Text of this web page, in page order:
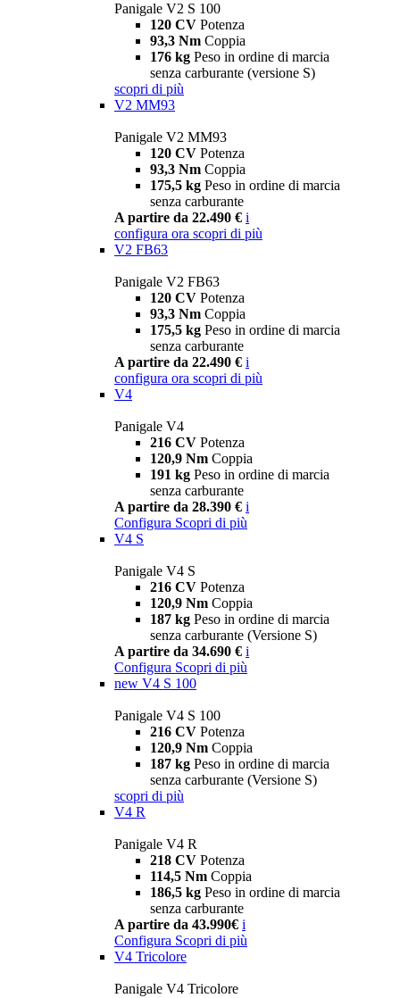
Panigale V2 S 100
120 CV Potenza
93,3 Nm Coppia
176 kg Peso in ordine di marcia
senza carburante (versione S)
scopri di più
V2 MM93
Panigale V2 MM93
120 CV Potenza
93,3 Nm Coppia
175,5 kg Peso in ordine di marcia
senza carburante
A partire da 22.490 € i
configura ora scopri di più
V2 FB63
Panigale V2 FB63
120 CV Potenza
93,3 Nm Coppia
175,5 kg Peso in ordine di marcia
senza carburante
A partire da 22.490 € i
configura ora scopri di più
V4
Panigale V4
216 CV Potenza
120,9 Nm Coppia
191 kg Peso in ordine di marcia
senza carburante
A partire da 28.390 € i
Configura Scopri di più
V4 S
Panigale V4 S
216 CV Potenza
120,9 Nm Coppia
187 kg Peso in ordine di marcia
senza carburante (Versione S)
A partire da 34.690 € i
Configura Scopri di più
new V4 S 100
Panigale V4 S 100
216 CV Potenza
120,9 Nm Coppia
187 kg Peso in ordine di marcia
senza carburante (Versione S)
scopri di più
V4 R
Panigale V4 R
218 CV Potenza
114,5 Nm Coppia
186,5 kg Peso in ordine di marcia
senza carburante
A partire da 43.990€ i
Configura Scopri di più
V4 Tricolore
Panigale V4 Tricolore